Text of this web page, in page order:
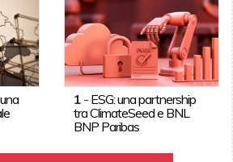
1 - ESG: una partnership
tra ClimateSeed e BNL
BNP Paribas